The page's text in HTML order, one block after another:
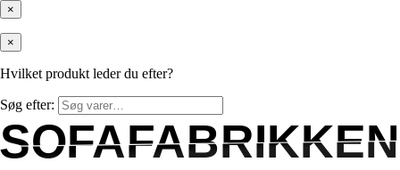
×
×
Hvilket produkt leder du efter?
Søg efter:
SOFAFABRIKKEN